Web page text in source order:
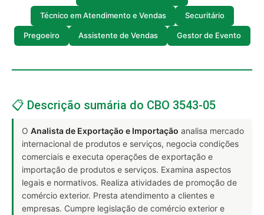
Técnico em Atendimento e Vendas Securitário
Pregoeiro Assistente de Vendas Gestor de Evento
📋 Descrição sumária do CBO 3543-05
O Analista de Exportação e Importação analisa mercado
internacional de produtos e serviços, negocia condições
comerciais e executa operações de exportação e
importação de produtos e serviços. Examina aspectos
legais e normativos. Realiza atividades de promoção de
comércio exterior. Presta atendimento a clientes e
empresas. Cumpre legislação de comércio exterior e